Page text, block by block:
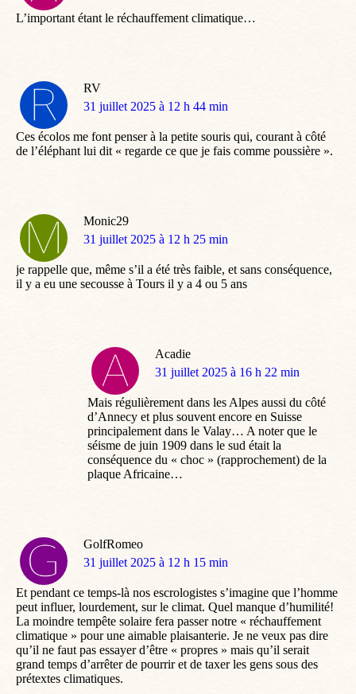
L’important étant le réchauffement climatique…
RV
dit
31 juillet 2025 à 12 h 44 min
Ces écolos me font penser à la petite souris qui, courant à côté
de l’éléphant lui dit « regarde ce que je fais comme poussière ».
Monic29
dit
31 juillet 2025 à 12 h 25 min
je rappelle que, même s’il a été très faible, et sans conséquence,
il y a eu une secousse à Tours il y a 4 ou 5 ans
Acadie
dit
31 juillet 2025 à 16 h 22 min
Mais régulièrement dans les Alpes aussi du côté
d’Annecy et plus souvent encore en Suisse
principalement dans le Valay… A noter que le
séisme de juin 1909 dans le sud était la
conséquence du « choc » (rapprochement) de la
plaque Africaine…
GolfRomeo
dit
31 juillet 2025 à 12 h 15 min
Et pendant ce temps-là nos escrologistes s’imagine que l’homme
peut influer, lourdement, sur le climat. Quel manque d’humilité!
La moindre tempête solaire fera passer notre « réchauffement
climatique » pour une aimable plaisanterie. Je ne veux pas dire
qu’il ne faut pas essayer d’être « propres » mais qu’il serait
grand temps d’arrêter de pourrir et de taxer les gens sous des
prétextes climatiques.